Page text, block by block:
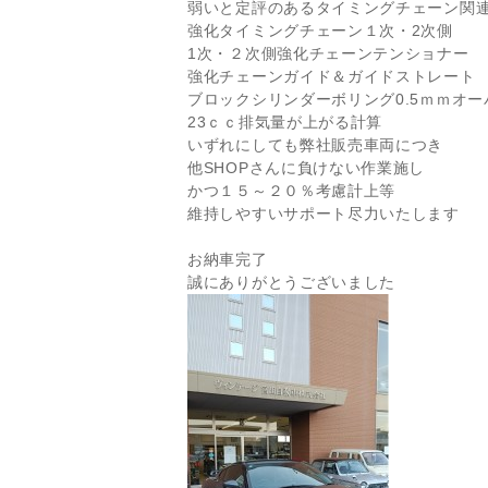
弱いと定評のあるタイミングチェーン関
強化タイミングチェーン１次・2次側
1次・２次側強化チェーンテンショナー
強化チェーンガイド＆ガイドストレート
ブロックシリンダーボリング0.5ｍｍオ
23ｃｃ排気量が上がる計算
いずれにしても弊社販売車両につき
他SHOPさんに負けない作業施し
かつ１５～２０％考慮計上等
維持しやすいサポート尽力いたします
お納車完了
誠にありがとうございました